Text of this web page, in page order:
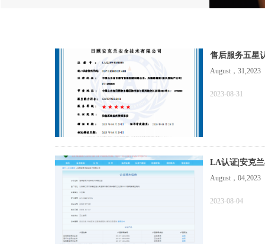
售后服务五星
August，31,2023
2023-08-31
LA认证|安克
August，04,2023
2023-08-04